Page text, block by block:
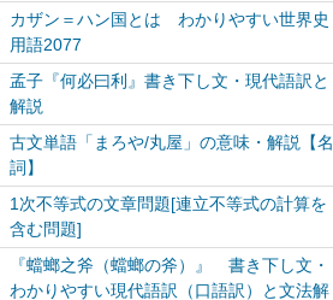
カザン＝ハン国とは わかりやすい世界史
用語2077
孟子『何必曰利』書き下し文・現代語訳と
解説
古文単語「まろや/丸屋」の意味・解説【名
詞】
1次不等式の文章問題[連立不等式の計算を
含む問題]
『蟷螂之斧（蟷螂の斧）』 書き下し文・
わかりやすい現代語訳（口語訳）と文法解